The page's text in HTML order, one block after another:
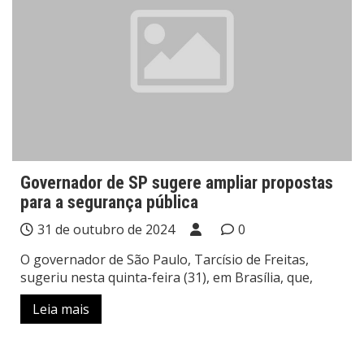
Governador de SP sugere ampliar propostas
para a segurança pública
31 de outubro de 2024
0
O governador de São Paulo, Tarcísio de Freitas,
sugeriu nesta quinta-feira (31), em Brasília, que,
Leia mais